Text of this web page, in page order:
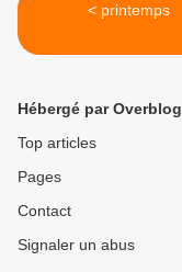
< printemps
Hébergé par Overblog
Top articles
Pages
Contact
Signaler un abus